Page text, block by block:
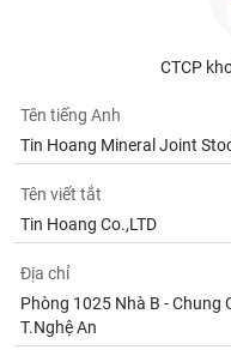
CTCP
Tên tiếng Anh
Tin Hoang Mineral Joint
Tên viết tắt
Tin Hoang Co.,LTD
Địa chỉ
Phòng 1025 Nhà B - Chung
T.Nghệ An
Lãnh
(-)
Tất cả Người nội bộ
Tin
tức
(-)